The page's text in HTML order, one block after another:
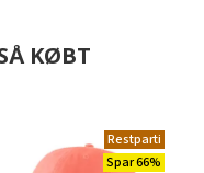
KØBT
Restparti
Spar 66%